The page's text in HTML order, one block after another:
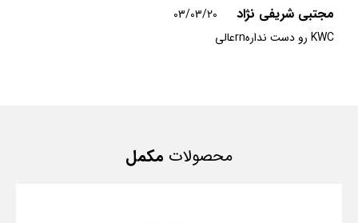
مجتبی شریفی نژاد
03/03/20
KWC رو دست ندارهrnعالی
محصولات مکمل